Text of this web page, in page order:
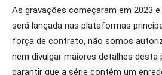
As gravações começaram em 2023
será lançada nas plataformas
força de contrato, não somos
nem divulgar maiores detalhes
garantir que a série contém um